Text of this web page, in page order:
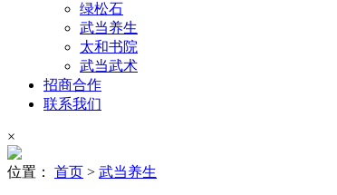
绿松石
武当养生
太和书院
武当武术
招商合作
联系我们
×
位置： 首页 > 武当养生